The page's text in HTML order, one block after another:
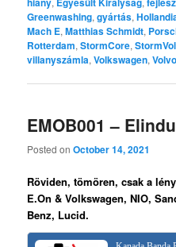
Greenwashing,gyártás,
Mach E,Matthias Schmidt,
Rotterdam,StormCore,
villanyszámla,Volkswagen,
EMOB001 –
Posted onOctober 14, 2021
Röviden, tömören, csak a
E.On & Volkswagen, NIO,
Benz, Lucid.